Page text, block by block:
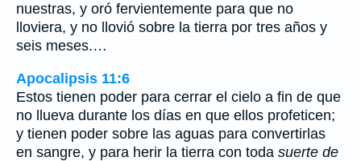
nuestras, y oró fervientemente para que no
lloviera, y no llovió sobre la tierra por tres años y
seis meses.…
Apocalipsis 11:6
Estos tienen poder para cerrar el cielo a fin de que
no llueva durante los días en que ellos profeticen;
y tienen poder sobre las aguas para convertirlas
en sangre, y para herir la tierra con toda suerte de